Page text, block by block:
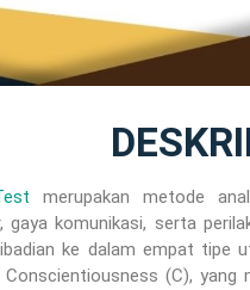
merupakan metode
gaya komunikasi, serta
ke dalam empat tipe
(C),